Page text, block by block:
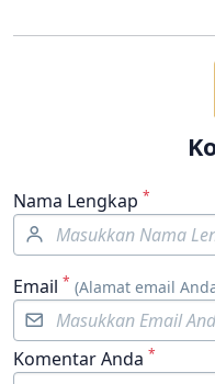
Nama Lengkap *
Email * (Alamat email
Komentar Anda *